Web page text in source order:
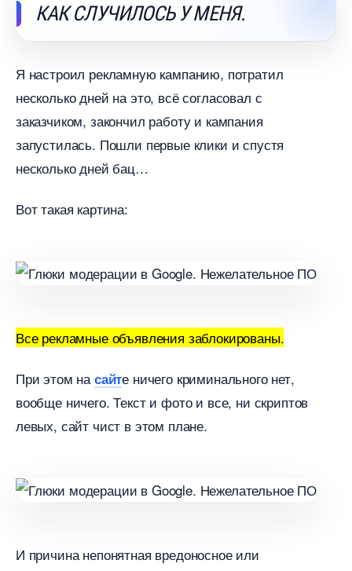
КАК СЛУЧИЛОСЬ У МЕНЯ.
Я настроил рекламную кампанию, потратил
несколько дней на это, всё согласовал с
заказчиком, закончил работу и кампания
запустилась. Пошли первые клики и спустя
несколько дней бац
от такая картина:
се рекламные объявления заблокированы.
При этом насайте ничего криминального нет,
ообще ничего. Текст и фото и все, ни скрипто
левых, сайт чист в этом плане.
И причина непонятная вредоносное или